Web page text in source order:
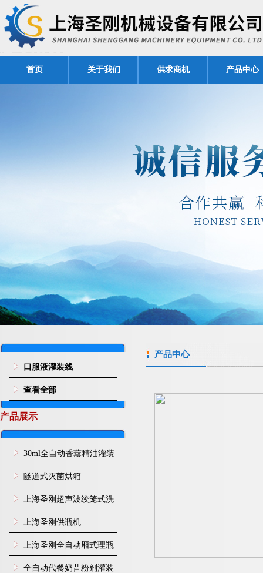
首页 关于我们 供求商机 产品中心
口服液灌装线
查看全部
产品展示
30ml全自动香薰精油灌装
旋盖机
隧道式灭菌烘箱
上海圣刚超声波绞笼式洗
瓶机
上海圣刚供瓶机
上海圣刚全自动厢式理瓶
机
全自动代餐奶昔粉剂灌装
产品中心